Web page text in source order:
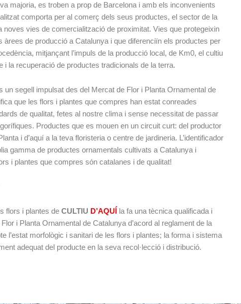
majoria, es troben a prop de Barcelona i amb els inconvenients
comporta per al comerç dels seus productes, el sector de la
noves vies de comercialització de proximitat. Vies que protegeixin
àrees de producció a Catalunya i que diferenciïn els productes per
mitjançant l’impuls de la producció local, de Km0, el cultiu
i la recuperació de productes tradicionals de la terra.
un segell impulsat des del Mercat de Flor i Planta Ornamental de
que les flors i plantes que compres han estat conreades
de qualitat, fetes al nostre clima i sense necessitat de passar
Productes que es mouen en un circuit curt: del productor
i d’aquí a la teva floristeria o centre de jardineria. L’identificador
gamma de productes ornamentals cultivats a Catalunya i
i plantes que compres són catalanes i de qualitat!
flors i plantes de CULTIU D’AQUÍ la fa una tècnica qualificada i
i Planta Ornamental de Catalunya d’acord al reglament de la
l’estat morfològic i sanitari de les flors i plantes; la forma i sistema
adequat del producte en la seva recol·lecció i distribució.